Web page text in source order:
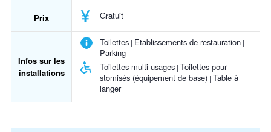
Prix Gratuit
Infos sur les
installations
Toilettes Etablissements de restauration
Parking
Toilettes multi-usages Toilettes pour
stomisés (équipement de base) Table à
langer